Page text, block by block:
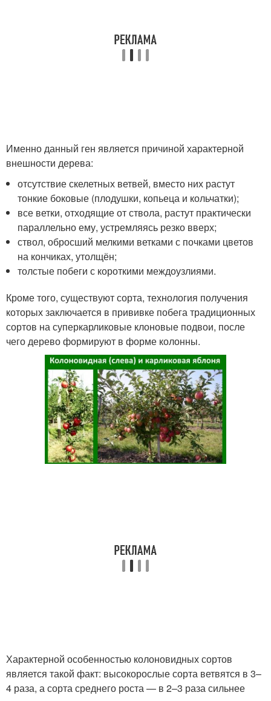
Именно данный ген является причиной характерной
внешности дерева:
отсутствие скелетных ветвей, вместо них растут
тонкие боковые (плодушки, копьеца и кольчатки);
все ветки, отходящие от ствола, растут практически
параллельно ему, устремляясь резко вверх;
ствол, обросший мелкими ветками с почками цветов
на кончиках, утолщён;
толстые побеги с короткими междоузлиями.
Кроме того, существуют сорта, технология получения
которых заключается в прививке побега традиционных
сортов на суперкарликовые клоновые подвои, после
чего дерево формируют в форме колонны.
Характерной особенностью колоновидных сортов
является такой факт: высокорослые сорта ветвятся в 3–
4 раза, а сорта среднего роста — в 2–3 раза сильнее